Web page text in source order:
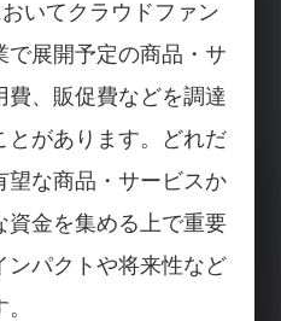
いてクラウドファン
で展開予定の商品・サ
費、販促費などを調達
とがあります。どれだ
望な商品・サービスか
資金を集める上で重要
ンパクトや将来性など